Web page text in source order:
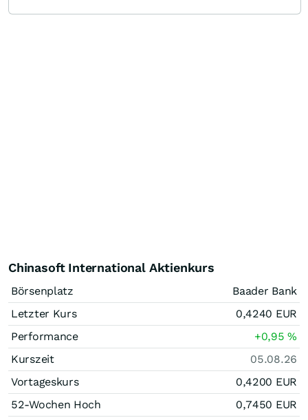
Chinasoft International Aktienkurs
Börsenplatz
Baader Bank
Letzter Kurs
0,4240 EUR
Performance
+0,95%
Kurszeit
05.08.26
Vortageskurs
0,4200 EUR
52-Wochen Hoch
0,7450 EUR